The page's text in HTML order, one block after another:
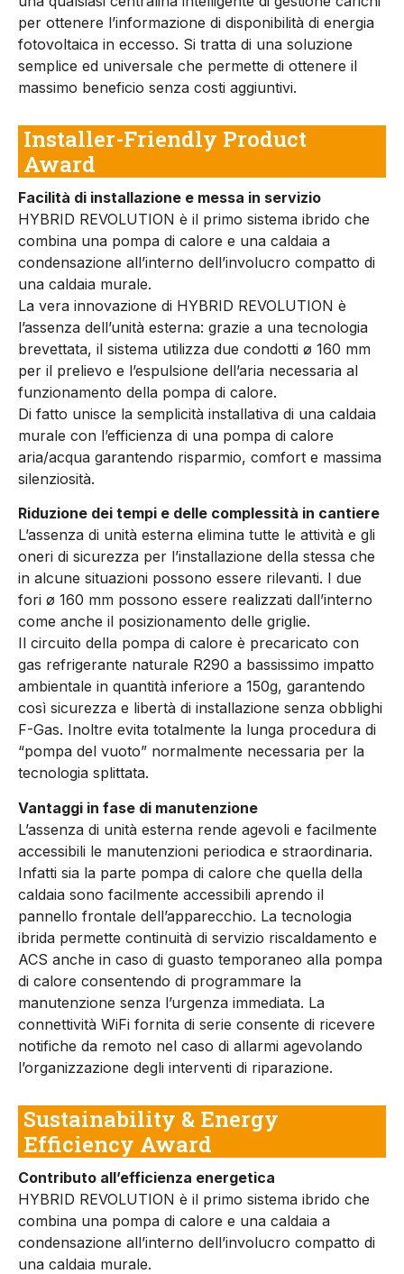
per ottenere l’informazione di disponibilità di energia
fotovoltaica in eccesso. Si tratta di una soluzione
semplice ed universale che permette di ottenere il
massimo beneficio senza costi aggiuntivi.
Installer-Friendly Product
Award
Facilità di installazione e messa in servizio
HYBRID REVOLUTION è il primo sistema ibrido che
combina una pompa di calore e una caldaia a
condensazione all’interno dell’involucro compatto di
una caldaia murale.
La vera innovazione di HYBRID REVOLUTION è
l’assenza dell’unità esterna: grazie a una tecnologia
brevettata, il sistema utilizza due condotti ø 160 mm
per il prelievo e l’espulsione dell’aria necessaria al
funzionamento della pompa di calore.
Di fatto unisce la semplicità installativa di una caldaia
murale con l’efficienza di una pompa di calore
aria/acqua garantendo risparmio, comfort e massima
silenziosità.
Riduzione dei tempi e delle complessità in cantiere
L’assenza di unità esterna elimina tutte le attività e gli
oneri di sicurezza per l’installazione della stessa che
in alcune situazioni possono essere rilevanti. I due
fori ø 160 mm possono essere realizzati dall’interno
come anche il posizionamento delle griglie.
Il circuito della pompa di calore è precaricato con
gas refrigerante naturale R290 a bassissimo impatto
ambientale in quantità inferiore a 150g, garantendo
così sicurezza e libertà di installazione senza obblighi
F-Gas. Inoltre evita totalmente la lunga procedura di
“pompa del vuoto” normalmente necessaria per la
tecnologia splittata.
Vantaggi in fase di manutenzione
L’assenza di unità esterna rende agevoli e facilmente
accessibili le manutenzioni periodica e straordinaria.
Infatti sia la parte pompa di calore che quella della
caldaia sono facilmente accessibili aprendo il
pannello frontale dell’apparecchio. La tecnologia
ibrida permette continuità di servizio riscaldamento e
ACS anche in caso di guasto temporaneo alla pompa
di calore consentendo di programmare la
manutenzione senza l’urgenza immediata. La
connettività WiFi fornita di serie consente di ricevere
notifiche da remoto nel caso di allarmi agevolando
l’organizzazione degli interventi di riparazione.
Sustainability & Energy
Efficiency Award
Contributo all’efficienza energetica
HYBRID REVOLUTION è il primo sistema ibrido che
combina una pompa di calore e una caldaia a
condensazione all’interno dell’involucro compatto di
una caldaia murale.